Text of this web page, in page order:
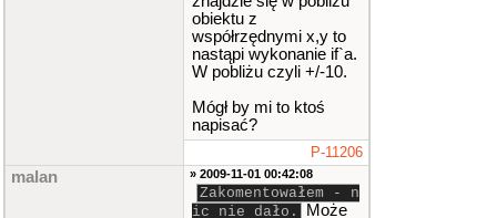
obiektu z
współrzędnymi x,y to
nastąpi wykonanie if`a.
W pobliżu czyli +/-10.
Mógł by mi to ktoś
napisać?
P-11206
malan » 2009-11-01 00:42:08
Zakomentowałem - n
ic nie dało.
Może